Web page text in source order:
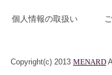
個人情報の取扱い
Copyright(c) 2013 MENARD